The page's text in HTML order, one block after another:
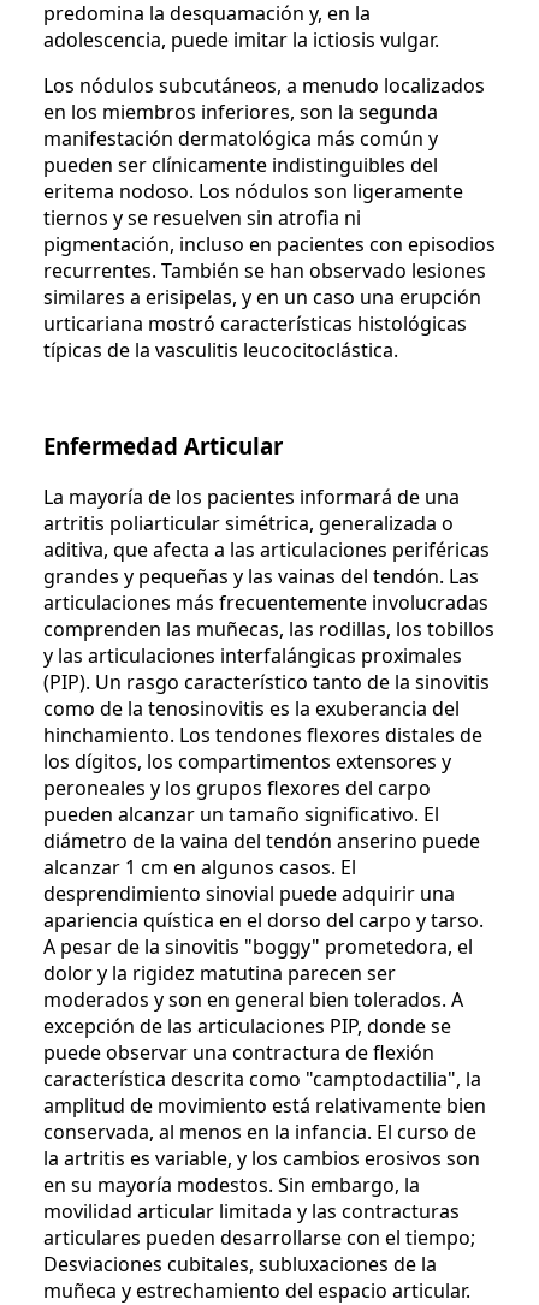
predomina la desquamación y, en la
adolescencia, puede imitar la ictiosis vulgar.
Los nódulos subcutáneos, a menudo localizados
en los miembros inferiores, son la segunda
manifestación dermatológica más común y
pueden ser clínicamente indistinguibles del
eritema nodoso. Los nódulos son ligeramente
tiernos y se resuelven sin atrofia ni
pigmentación, incluso en pacientes con episodios
recurrentes. También se han observado lesiones
similares a erisipelas, y en un caso una erupción
urticariana mostró características histológicas
típicas de la vasculitis leucocitoclástica.
Enfermedad Articular
La mayoría de los pacientes informará de una
artritis poliarticular simétrica, generalizada o
aditiva, que afecta a las articulaciones periféricas
grandes y pequeñas y las vainas del tendón. Las
articulaciones más frecuentemente involucradas
comprenden las muñecas, las rodillas, los tobillos
y las articulaciones interfalángicas proximales
(PIP). Un rasgo característico tanto de la sinovitis
como de la tenosinovitis es la exuberancia del
hinchamiento. Los tendones flexores distales de
los dígitos, los compartimentos extensores y
peroneales y los grupos flexores del carpo
pueden alcanzar un tamaño significativo. El
diámetro de la vaina del tendón anserino puede
alcanzar 1 cm en algunos casos. El
desprendimiento sinovial puede adquirir una
apariencia quística en el dorso del carpo y tarso.
A pesar de la sinovitis "boggy" prometedora, el
dolor y la rigidez matutina parecen ser
moderados y son en general bien tolerados. A
excepción de las articulaciones PIP, donde se
puede observar una contractura de flexión
característica descrita como "camptodactilia", la
amplitud de movimiento está relativamente bien
conservada, al menos en la infancia. El curso de
la artritis es variable, y los cambios erosivos son
en su mayoría modestos. Sin embargo, la
movilidad articular limitada y las contracturas
articulares pueden desarrollarse con el tiempo;
Desviaciones cubitales, subluxaciones de la
muñeca y estrechamiento del espacio articular.